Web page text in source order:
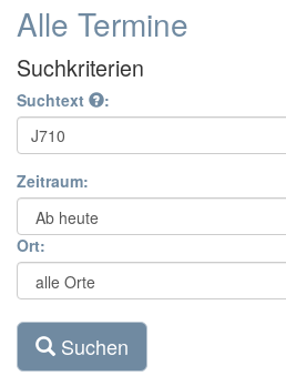
Alle Termine
Suchkriterien
Suchtext :
Zeitraum:
Ort:
Suchen